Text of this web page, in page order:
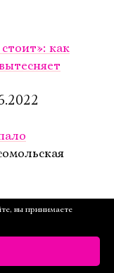
как
спектакле
Петра
вы принимаете